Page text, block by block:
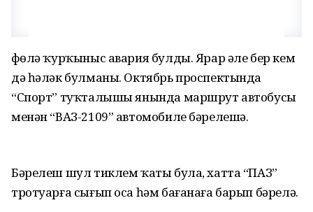
Өфөлә ҡурҡыныс авария булды. Ярар әле бер кем
дә һәләк булманы. Октябрь проспектында
“Спорт” туҡталышы янында маршрут автобусы
менән “ВАЗ-2109” автомобиле бәрелешә.
Бәрелеш шул тиклем ҡаты була, хатта “ПАЗ”
тротуарға сығып оса һәм бағанаға барып бәрелә.